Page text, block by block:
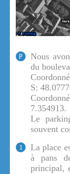
P
Nous
du
S:
7.354913.
Le
souvent
1
La place
à pans
principal,